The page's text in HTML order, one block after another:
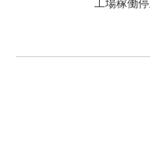
工場稼働